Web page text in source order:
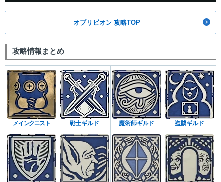
オブリビオン 攻略TOP
攻略情報まとめ
メインクエスト 戦士ギルド 魔術師ギルド 盗賊ギルド